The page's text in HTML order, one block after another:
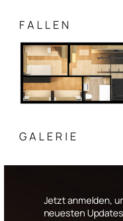
FALLEN
GALERIE
Jetzt anmelden,
neuesten